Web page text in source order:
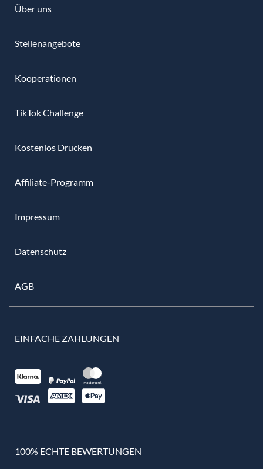
Über uns
Stellenangebote
Kooperationen
TikTok Challenge
Kostenlos Drucken
Affiliate-Programm
Impressum
Datenschutz
AGB
EINFACHE ZAHLUNGEN
100% ECHTE BEWERTUNGEN